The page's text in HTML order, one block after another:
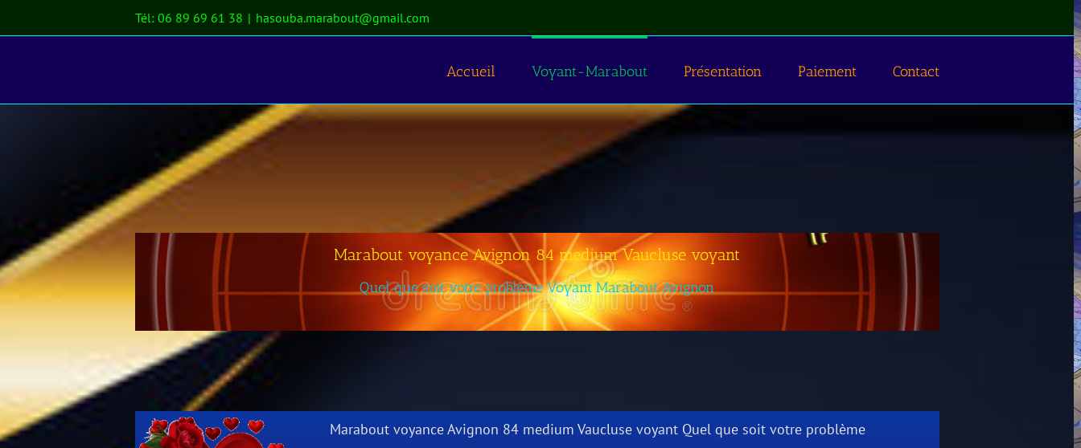
au
Tél: 06 89 69 61 38 | hasouba.marabout@gmail.com
Accueil Voyant-Marabout Présentation Paiement Contact
Marabout voyance Avignon 84 medium Vaucluse voyant
Quel que soit votre problème Voyant Marabout Avignon
Marabout voyance Avignon 84 medium Vaucluse voyant Quel que soit votre problème